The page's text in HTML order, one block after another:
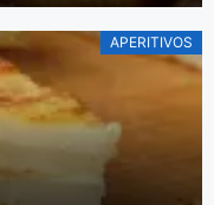
APERITIVOS